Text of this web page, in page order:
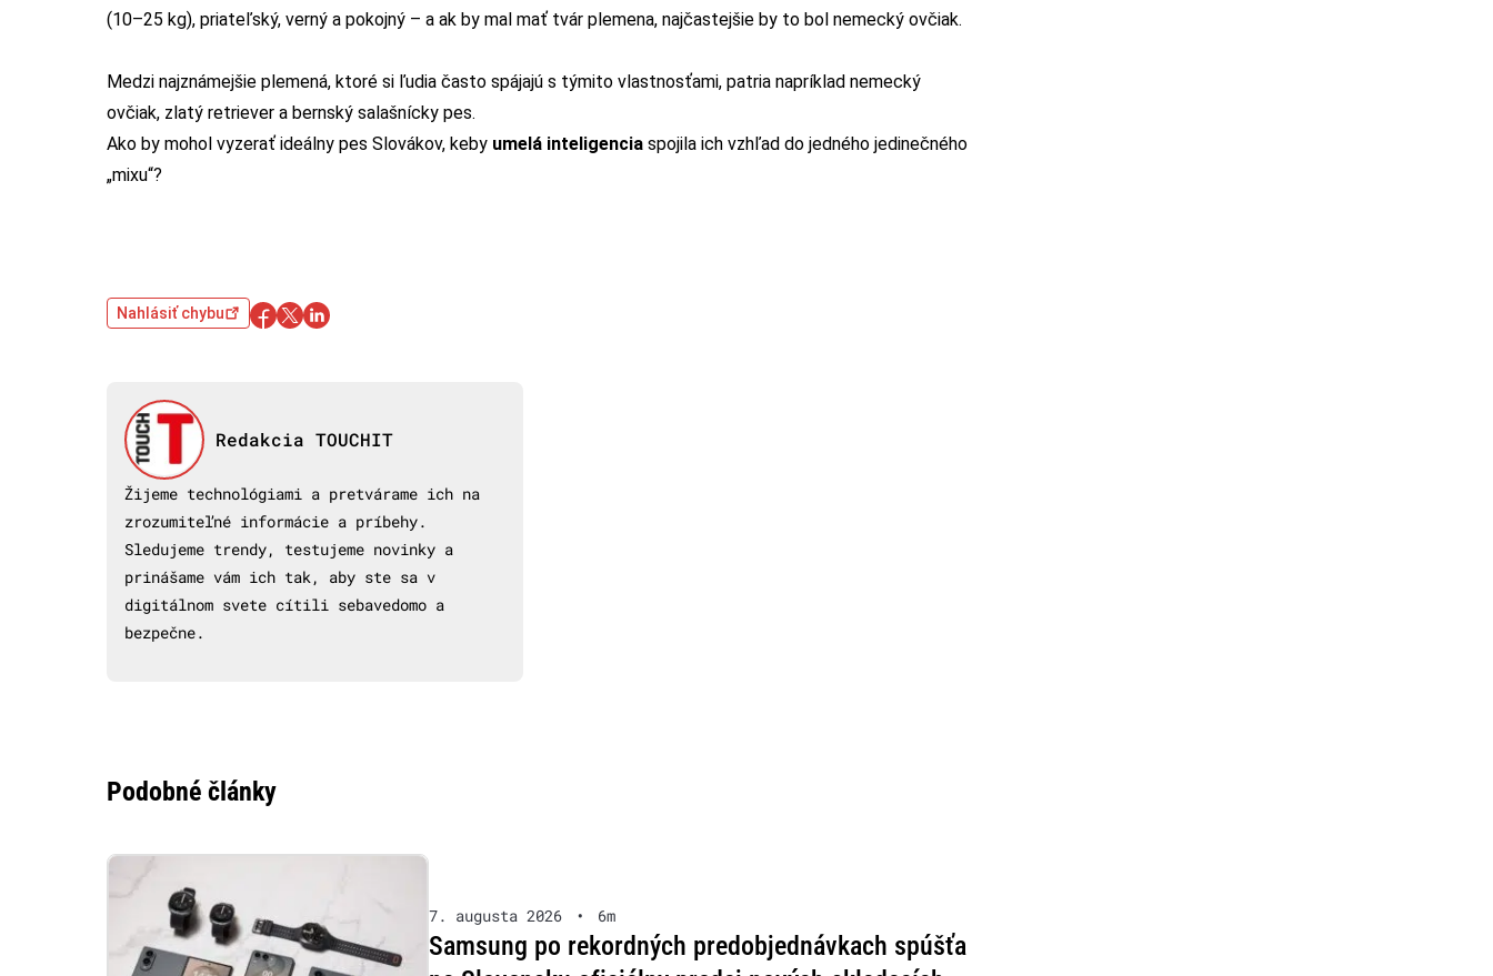
(10–25 kg), priateľský, verný a pokojný – a ak by mal mať tvár plemena, najčastejšie by to bol nemecký ovčiak.
Medzi najznámejšie plemená, ktoré si ľudia často spájajú s týmito vlastnosťami, patria napríklad nemecký
ovčiak, zlatý retriever a bernský salašnícky pes.
Ako by mohol vyzerať ideálny pes Slovákov, keby umelá inteligencia spojila ich vzhľad do jedného jedinečného
„mixu“?
Nahlásiť chybu
Redakcia TOUCHIT
Žijeme technológiami a pretvárame ich na
zrozumiteľné informácie a príbehy.
Sledujeme trendy, testujeme novinky a
prinášame vám ich tak, aby ste sa v
digitálnom svete cítili sebavedomo a
bezpečne.
Podobné články
7. augusta 2026 • 6m
Samsung po rekordných predobjednávkach spúšťa